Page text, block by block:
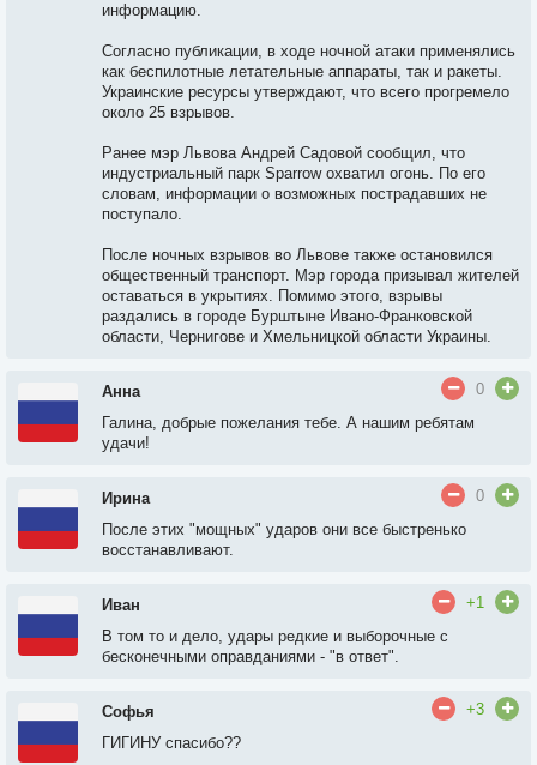
информацию.
Согласно публикации, в ходе ночной атаки применялись
как беспилотные летательные аппараты, так и ракеты.
Украинские ресурсы утверждают, что всего прогремело
около 25 взрывов.
Ранее мэр Львова Андрей Садовой сообщил, что
индустриальный парк Sparrow охватил огонь. По его
словам, информации о возможных пострадавших не
поступало.
После ночных взрывов во Львове также остановился
общественный транспорт. Мэр города призывал жителей
оставаться в укрытиях. Помимо этого, взрывы
раздались в городе Бурштыне Ивано-Франковской
области, Чернигове и Хмельницкой области Украины.
Анна
0
Галина, добрые пожелания тебе. А нашим ребятам
удачи!
Ирина
0
После этих "мощных" ударов они все быстренько
восстанавливают.
Иван
+1
В том то и дело, удары редкие и выборочные с
бесконечными оправданиями - "в ответ".
Софья
+3
ГИГИНУ спасибо??